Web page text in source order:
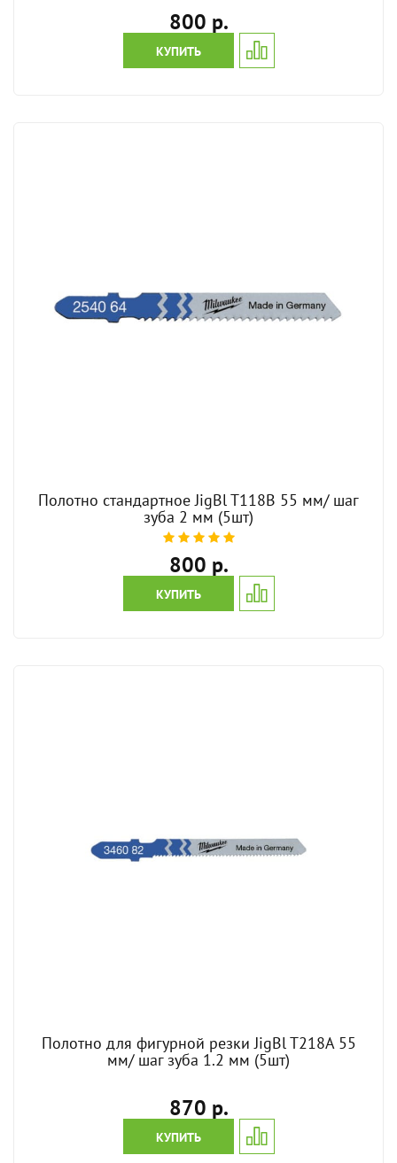
800 р.
КУПИТЬ
Полотно стандартное JigBl T118B 55 мм/ шаг
зуба 2 мм (5шт)
800 р.
КУПИТЬ
Полотно для фигурной резки JigBl T218A 55
мм/ шаг зуба 1.2 мм (5шт)
870 р.
КУПИТЬ